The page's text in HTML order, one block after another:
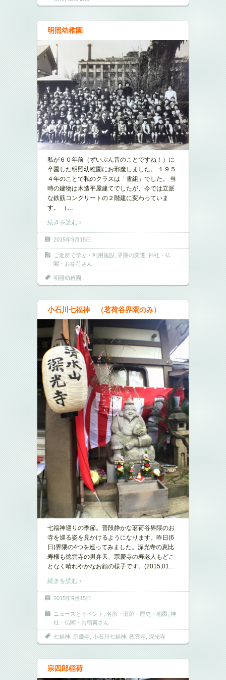
明照幼稚園
私が６０年前（ずいぶん昔のことですね！）に
卒園した明照幼稚園にお邪魔しました。 １９５
４年のことで私のクラスは「雪組」でした。 当
時の建物は木造平屋建てでしたが、今では立派
な鉄筋コンクリートの２階建に変わっていま
す。 （ …
続きを読む ›
2015年9月15日
ご近所で学ぶ・利用施設 界隈の変遷 神社・仏
閣・お稲荷さん
明照幼稚園
小石川七福神 （茗荷谷界隈のみ）
七福神巡りの季節。普段静かな茗荷谷界隈のお
寺を巡る姿を見かけるようになります。昨日(6
日)界隈の4つを巡ってみました。深光寺の恵比
寿様も徳雲寺の男弁天、宗慶寺の寿老人もどこ
となく晴れやかなお顔の様子です。(2015,01
続きを読む ›
2015年9月15日
ニュースとイベント 名所・旧跡・歴史・地図 神
社・仏閣・お稲荷さん
七福神 宗慶寺 小石川七福神 徳雲寺 深光寺
宗四郎稲荷